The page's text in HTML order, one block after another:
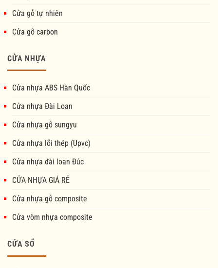
Cửa gỗ tự nhiên
Cửa gỗ carbon
CỬA NHỰA
Cửa nhựa ABS Hàn Quốc
Cửa nhựa Đài Loan
Cửa nhựa gỗ sungyu
Cửa nhựa lõi thép (Upvc)
Cửa nhựa đài loan Đúc
CỬA NHỰA GIÁ RẺ
Cửa nhựa gỗ composite
Cửa vòm nhựa composite
CỬA SỔ